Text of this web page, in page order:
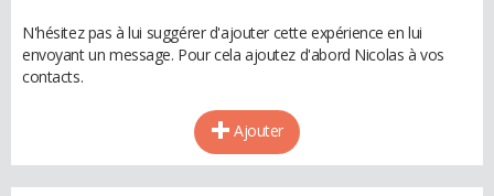
N'hésitez pas à lui suggérer d'ajouter cette expérience en lui
envoyant un message. Pour cela ajoutez d'abord Nicolas à vos
contacts.
Ajouter